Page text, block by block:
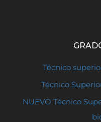
Técnico
Técnico
NUEVO Técnico